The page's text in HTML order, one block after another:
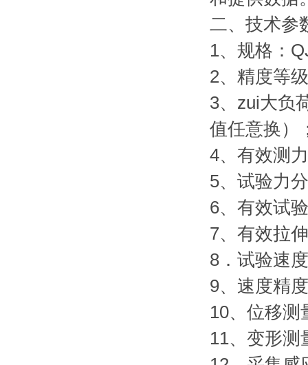
二、 技术参
1、规格：
2、精度等
3、zui大负
值任意换）
4、有效测
5、试验力
6、有效试
7、有效拉
8．试验速
9、速度精
10、位移测
11、变形测